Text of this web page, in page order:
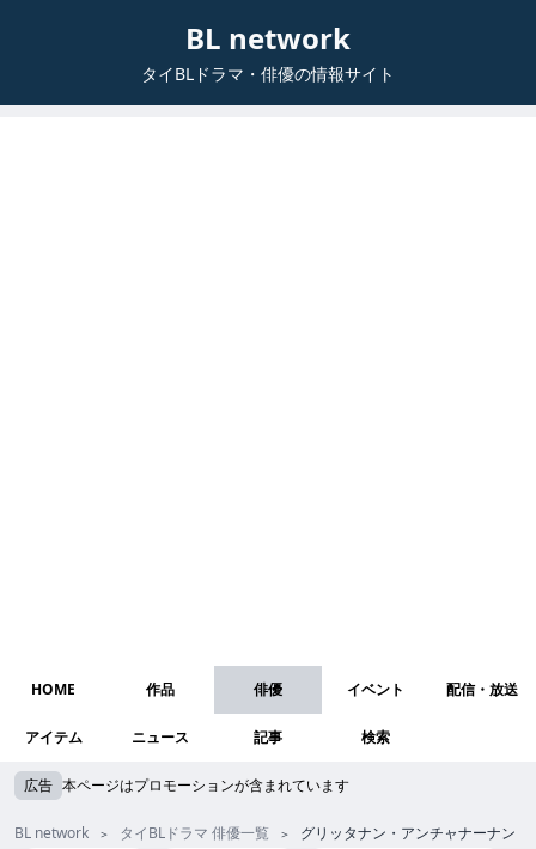
BL network
タイBLドラマ・俳優の情報サイト
HOME 作品 俳優 イベント 配信・放送
アイテム ニュース 記事 検索
広告 本ページはプロモーションが含まれています
BL network タイBLドラマ 俳優一覧 グリッタナン・アンチャナーナン（